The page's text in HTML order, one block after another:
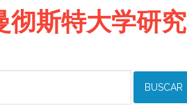
斯特大学研究